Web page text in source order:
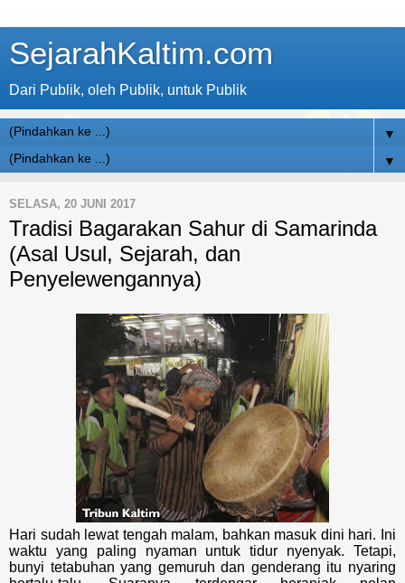
SejarahKaltim.com
Dari Publik, oleh Publik, untuk Publik
▼
▼
SELASA, 20 JUNI 2017
Tradisi Bagarakan Sahur di Samarinda
(Asal Usul, Sejarah, dan
Penyelewengannya)
Hari sudah lewat tengah malam, bahkan masuk dini hari. Ini
waktu yang paling nyaman untuk tidur nyenyak. Tetapi,
bunyi tetabuhan yang gemuruh dan genderang itu nyaring